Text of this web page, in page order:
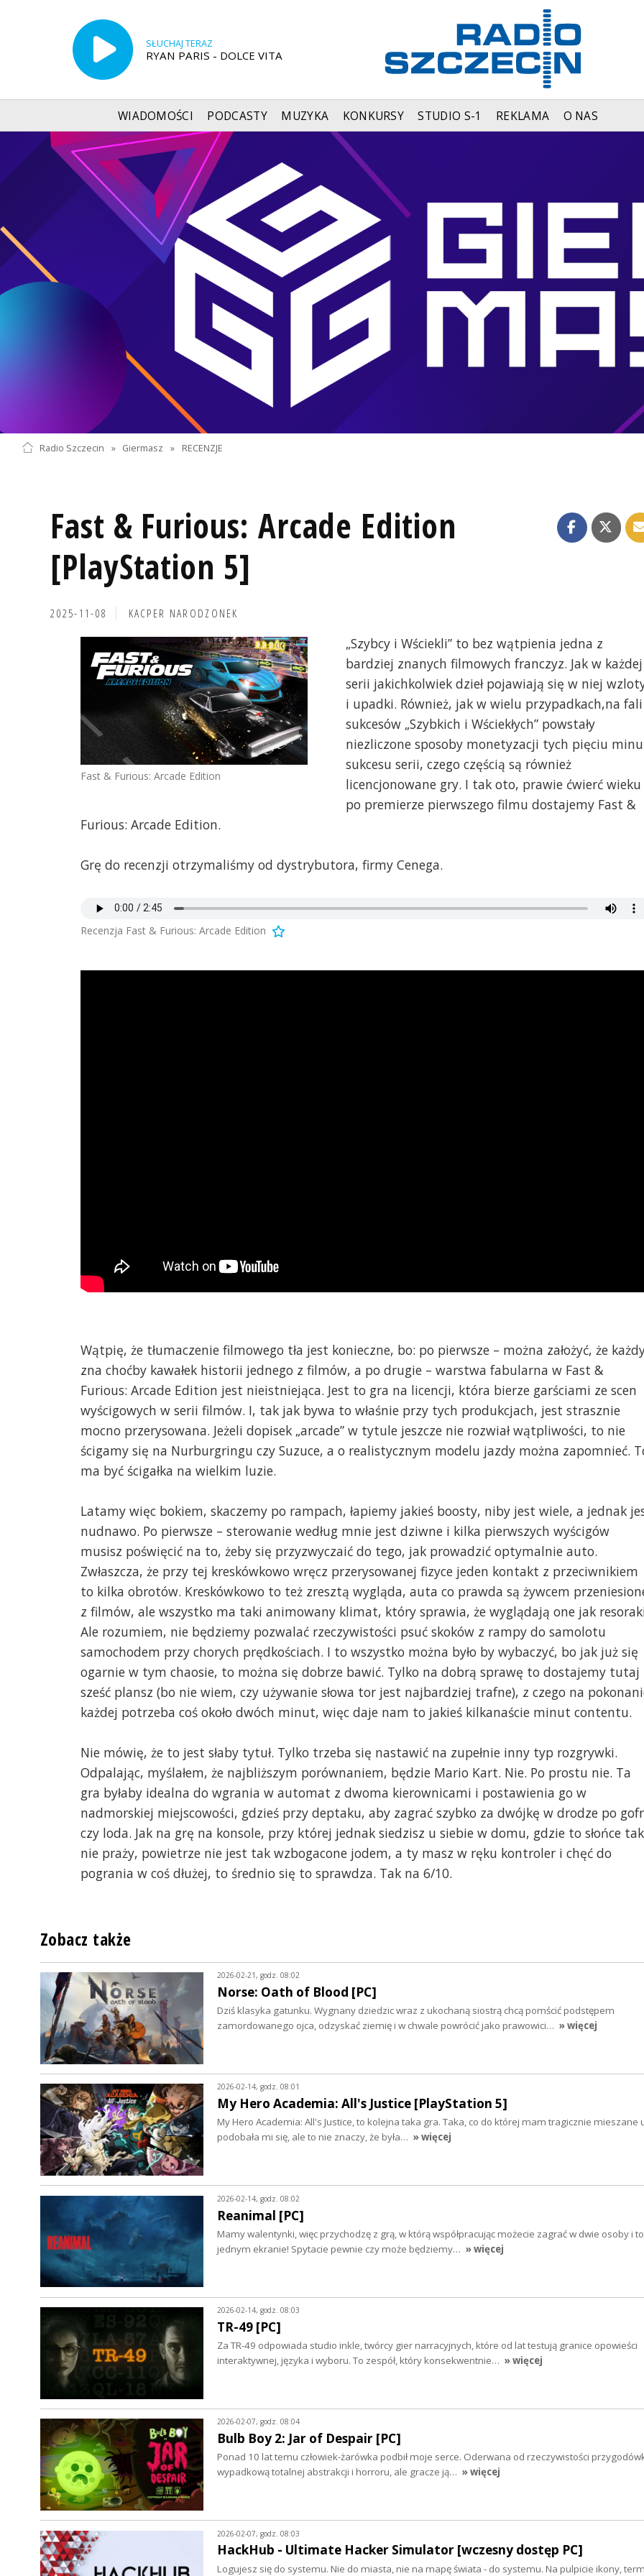
SŁUCHAJ TERAZ
RYAN PARIS - DOLCE VITA
WIADOMOŚCI PODCASTY MUZYKA KONKURSY STUDIO S-1 REKLAMA O NAS
Radio Szczecin » Giermasz » RECENZJE
Fast & Furious: Arcade Edition
[PlayStation 5]
2025-11-08 KACPER NARODZONEK
Fast & Furious: Arcade Edition
„Szybcy i Wściekli” to bez wątpienia jedna z
bardziej znanych filmowych franczyz. Jak w
serii jakichkolwiek dzieł pojawiają się w niej
i upadki. Również, jak w wielu przypadkach,na fali
sukcesów „Szybkich i Wściekłych” powstały
niezliczone sposoby monetyzacji tych pięciu
sukcesu serii, czego częścią są również
licencjonowane gry. I tak oto, prawie ćwierć wieku
po premierze pierwszego filmu dostajemy Fast &
Furious: Arcade Edition.
Grę do recenzji otrzymaliśmy od dystrybutora, firmy Cenega.
Recenzja Fast & Furious: Arcade Edition
Wątpię, że tłumaczenie filmowego tła jest konieczne, bo: po pierwsze – można założyć, że
zna choćby kawałek historii jednego z filmów, a po drugie – warstwa fabularna w Fast &
Furious: Arcade Edition jest nieistniejąca. Jest to gra na licencji, która bierze garściami ze scen
wyścigowych w serii filmów. I, tak jak bywa to właśnie przy tych produkcjach, jest strasznie
mocno przerysowana. Jeżeli dopisek „arcade” w tytule jeszcze nie rozwiał wątpliwości, to nie
ścigamy się na Nurburgringu czy Suzuce, a o realistycznym modelu jazdy można zapomnieć.
ma być ścigałka na wielkim luzie.
Latamy więc bokiem, skaczemy po rampach, łapiemy jakieś boosty, niby jest wiele, a jednak
nudnawo. Po pierwsze – sterowanie według mnie jest dziwne i kilka pierwszych wyścigów
musisz poświęcić na to, żeby się przyzwyczaić do tego, jak prowadzić optymalnie auto.
Zwłaszcza, że przy tej kreskówkowo wręcz przerysowanej fizyce jeden kontakt z przeciwnikiem
to kilka obrotów. Kreskówkowo to też zresztą wygląda, auta co prawda są żywcem
z filmów, ale wszystko ma taki animowany klimat, który sprawia, że wyglądają one jak
Ale rozumiem, nie będziemy pozwalać rzeczywistości psuć skoków z rampy do samolotu
samochodem przy chorych prędkościach. I to wszystko można było by wybaczyć, bo jak już się
ogarnie w tym chaosie, to można się dobrze bawić. Tylko na dobrą sprawę to dostajemy tutaj
sześć plansz (bo nie wiem, czy używanie słowa tor jest najbardziej trafne), z czego na
każdej potrzeba coś około dwóch minut, więc daje nam to jakieś kilkanaście minut contentu.
Nie mówię, że to jest słaby tytuł. Tylko trzeba się nastawić na zupełnie inny typ rozgrywki.
Odpalając, myślałem, że najbliższym porównaniem, będzie Mario Kart. Nie. Po prostu nie. Ta
gra byłaby idealna do wgrania w automat z dwoma kierownicami i postawienia go w
nadmorskiej miejscowości, gdzieś przy deptaku, aby zagrać szybko za dwójkę w drodze po
czy loda. Jak na grę na konsole, przy której jednak siedzisz u siebie w domu, gdzie to słońce tak
nie praży, powietrze nie jest tak wzbogacone jodem, a ty masz w ręku kontroler i chęć do
pogrania w coś dłużej, to średnio się to sprawdza. Tak na 6/10.
Zobacz także
2026-02-21, godz. 08:02
Norse: Oath of Blood [PC]
Dziś klasyka gatunku. Wygnany dziedzic wraz z ukochaną siostrą chcą pomścić podstępem
zamordowanego ojca, odzyskać ziemię i w chwale powrócić jako prawowici… » więcej
2026-02-14, godz. 08:01
My Hero Academia: All's Justice [PlayStation 5]
My Hero Academia: All's Justice, to kolejna taka gra. Taka, co do której mam tragicznie mieszane
podobała mi się, ale to nie znaczy, że była… » więcej
2026-02-14, godz. 08:02
Reanimal [PC]
Mamy walentynki, więc przychodzę z grą, w którą współpracując możecie zagrać w dwie osoby i
jednym ekranie! Spytacie pewnie czy może będziemy… » więcej
2026-02-14, godz. 08:03
TR-49 [PC]
Za TR-49 odpowiada studio inkle, twórcy gier narracyjnych, które od lat testują granice opowieści
interaktywnej, języka i wyboru. To zespół, który konsekwentnie… » więcej
2026-02-07, godz. 08:04
Bulb Boy 2: Jar of Despair [PC]
Ponad 10 lat temu człowiek-żarówka podbił moje serce. Oderwana od rzeczywistości
wypadkową totalnej abstrakcji i horroru, ale gracze ją… » więcej
2026-02-07, godz. 08:03
HackHub - Ultimate Hacker Simulator [wczesny dostęp PC]
Logujesz się do systemu. Nie do miasta, nie na mapę świata - do systemu. Na pulpicie ikony,